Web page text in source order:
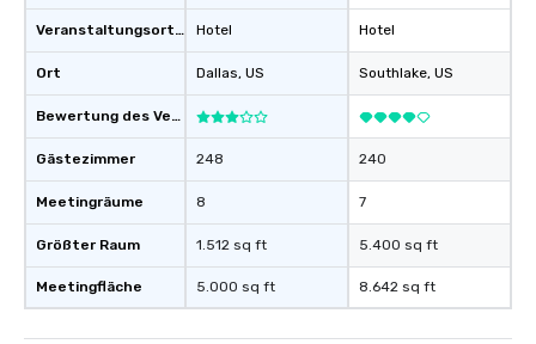
Veranstaltungsortstyp
Ort
Bewertung des Veranstaltungsortes
Gästezimmer
Meetingräume
Größter Raum
Meetingfläche
Hotel
Dallas, US
248
8
1.512 sq ft
5.000 sq ft
Hotel
Southlake, US
240
7
5.400 sq ft
8.642 sq ft